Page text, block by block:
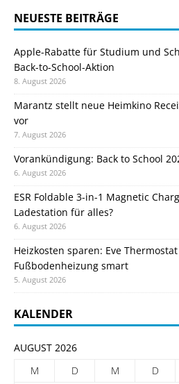
NEUESTE BEITRÄGE
Apple-Rabatte für Studium und
Back-to-School-Aktion
8. August 2026
Marantz stellt neue Heimkino
vor
7. August 2026
Vorankündigung: Back to School
6. August 2026
ESR Foldable 3-in-1 Magnetic
Ladestation für alles?
6. August 2026
Heizkosten sparen: Eve
Fußbodenheizung smart
5. August 2026
KALENDER
AUGUST 2026
M
D M D